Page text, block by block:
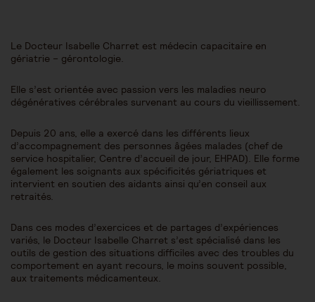
Le Docteur Isabelle Charret est médecin capacitaire en
gériatrie – gérontologie.
Elle s’est orientée avec passion vers les maladies neuro
dégénératives cérébrales survenant au cours du vieillissement.
Depuis 20 ans, elle a exercé dans les différents lieux
d’accompagnement des personnes âgées malades (chef de
service hospitalier, Centre d’accueil de jour, EHPAD). Elle forme
également les soignants aux spécificités gériatriques et
intervient en soutien des aidants ainsi qu’en conseil aux
retraités.
Dans ces modes d’exercices et de partages d’expériences
variés, le Docteur Isabelle Charret s’est spécialisé dans les
outils de gestion des situations difficiles avec des troubles du
comportement en ayant recours, le moins souvent possible,
aux traitements médicamenteux.